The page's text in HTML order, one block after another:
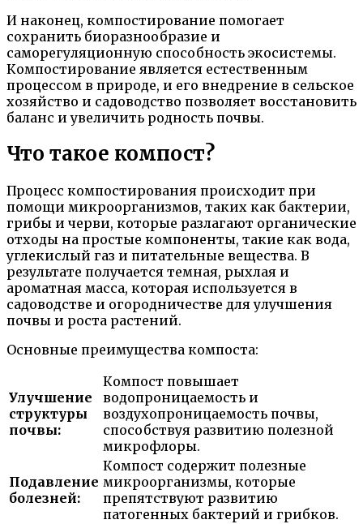
И наконец, компостирование помогает
сохранить биоразнообразие и
саморегуляционную способность экосистемы.
Компостирование является естественным
процессом в природе, и его внедрение в сельское
хозяйство и садоводство позволяет восстановить
баланс и увеличить родность почвы.
Что такое компост?
Процесс компостирования происходит при
помощи микроорганизмов, таких как бактерии,
грибы и черви, которые разлагают органические
отходы на простые компоненты, такие как вода,
углекислый газ и питательные вещества. В
результате получается темная, рыхлая и
ароматная масса, которая используется в
садоводстве и огородничестве для улучшения
почвы и роста растений.
Основные преимущества компоста:
Улучшение
структуры
почвы:
Компост повышает
водопроницаемость и
воздухопроницаемость почвы,
способствуя развитию полезной
микрофлоры.
Подавление
болезней:
Компост содержит полезные
микроорганизмы, которые
препятствуют развитию
патогенных бактерий и грибков.